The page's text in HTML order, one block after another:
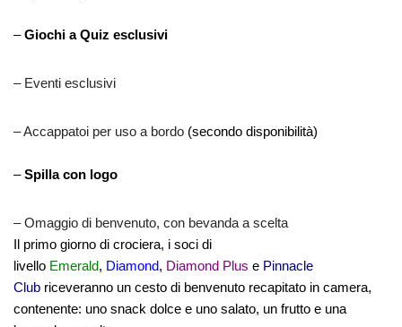
–Giochi a Quiz esclusivi
– Eventi esclusivi
– Accappatoi per uso a bordo (secondo disponibilità)
–Spilla con logo
– Omaggio di benvenuto, con bevanda a scelta
Il primo giorno di crociera, i soci di
livello Emerald, Diamond, Diamond Plus e Pinnacle
Club riceveranno un cesto di benvenuto recapitato in camera,
contenente: uno snack dolce e uno salato, un frutto e una